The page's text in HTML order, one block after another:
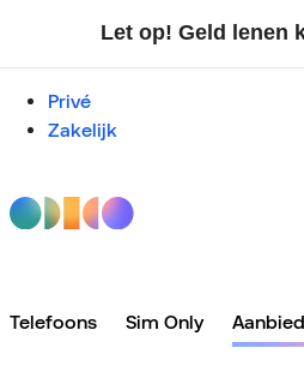
Let op! Geld lenen
Privé
Zakelijk
Telefoons Sim Only